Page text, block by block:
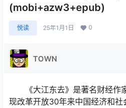
(mobi+azw3+epub)
悦读 25年1月1日 0
TOWN
《大江东去》是著名财经
现改革开放30年来中国经济和